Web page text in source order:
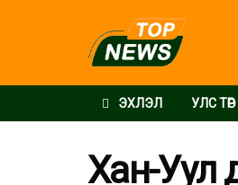
ЭХЛЭЛ УЛС ТӨР
Хан-Уул